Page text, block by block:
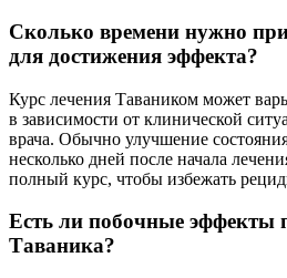
Сколько времени нужно
для достижения эффекта?
Курс лечения Таваником может
в зависимости от клинической
врача. Обычно улучшение
несколько дней после начала
полный курс, чтобы избежать
Есть ли побочные эффекты
Таваника?